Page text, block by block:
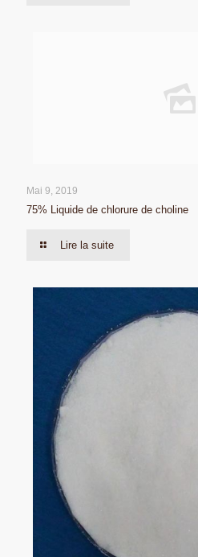
Mai 9, 2019
75% Liquide de chlorure de choline
Lire la suite